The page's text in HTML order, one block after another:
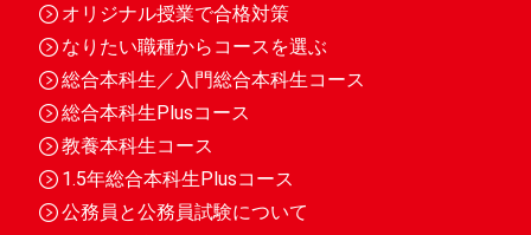
オリジナル授業で合格対策
なりたい職種からコースを選ぶ
総合本科生／入門総合本科生コース
総合本科生Plusコース
教養本科生コース
1.5年総合本科生Plusコース
公務員と公務員試験について